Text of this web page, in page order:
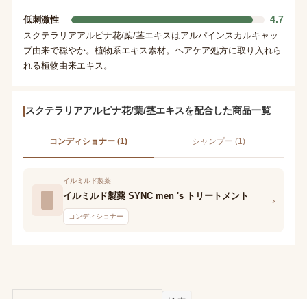
低刺激性 4.7
スクテラリアアルピナ花/葉/茎エキスはアルパインスカルキャッ
プ由来で穏やか。植物系エキス素材。ヘアケア処方に取り入れら
れる植物由来エキス。
スクテラリアアルピナ花/葉/茎エキスを配合した商品一覧
コンディショナー (1) シャンプー (1)
イルミルド製薬
イルミルド製薬 SYNC men 's トリートメント
コンディショナー
›